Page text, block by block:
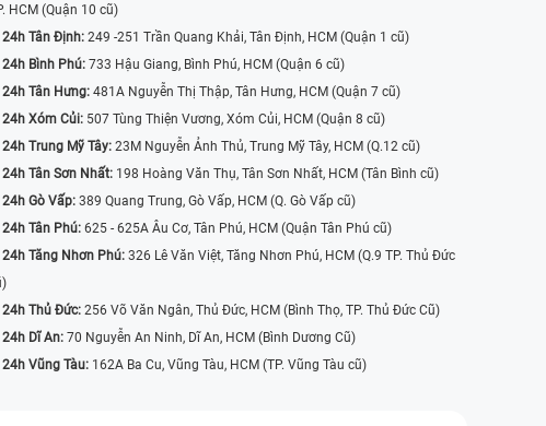
HCM (Quận 10 cũ)
24h Tân Định: 249 -251 Trần Quang Khải, Tân Định, HCM (Quận 1 cũ)
24h Bình Phú: 733 Hậu Giang, Bình Phú, HCM (Quận 6 cũ)
24h Tân Hưng: 481A Nguyễn Thị Thập, Tân Hưng, HCM (Quận 7 cũ)
24h Xóm Củi: 507 Tùng Thiện Vương, Xóm Củi, HCM (Quận 8 cũ)
24h Trung Mỹ Tây: 23M Nguyễn Ảnh Thủ, Trung Mỹ Tây, HCM (Q.12 cũ)
24h Tân Sơn Nhất: 198 Hoàng Văn Thụ, Tân Sơn Nhất, HCM (Tân Bình cũ)
24h Gò Vấp: 389 Quang Trung, Gò Vấp, HCM (Q. Gò Vấp cũ)
24h Tân Phú: 625 - 625A Âu Cơ, Tân Phú, HCM (Quận Tân Phú cũ)
24h Tăng Nhơn Phú: 326 Lê Văn Việt, Tăng Nhơn Phú, HCM (Q.9 TP. Thủ Đức
24h Thủ Đức: 256 Võ Văn Ngân, Thủ Đức, HCM (Bình Thọ, TP. Thủ Đức Cũ)
24h Dĩ An: 70 Nguyễn An Ninh, Dĩ An, HCM (Bình Dương Cũ)
24h Vũng Tàu: 162A Ba Cu, Vũng Tàu, HCM (TP. Vũng Tàu cũ)